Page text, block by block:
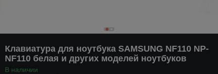
Клавиатура для ноутбука SAMSUNG NF110 NP-
NF110 белая и других моделей ноутбуков
В наличии